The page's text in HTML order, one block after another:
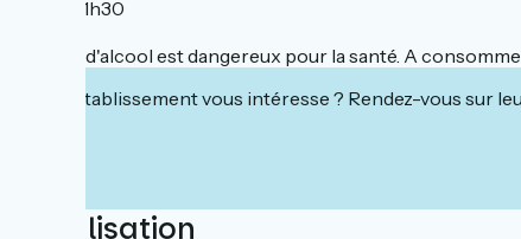
Durée: 1h30
*L'abus d'alcool est dangereux pour la santé. A
Cet établissement vous intéresse ? Rendez-vous sur
Localisation